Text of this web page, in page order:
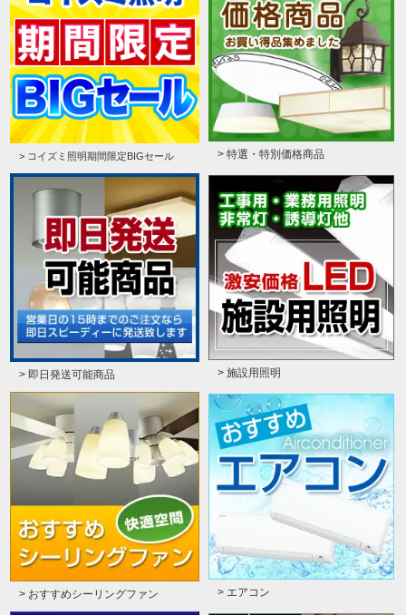
> コイズミ照明期間限定BIGセール > 特選・特別価格商品
> 即日発送可能商品 > 施設用照明
> おすすめシーリングファン > エアコン